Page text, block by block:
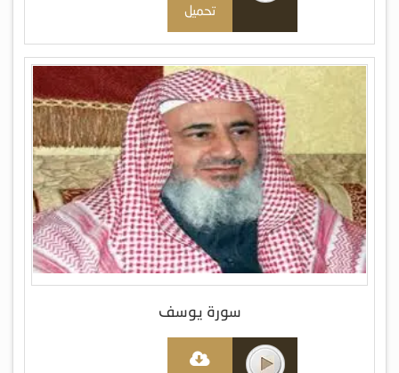
تحميل
سورة يوسف